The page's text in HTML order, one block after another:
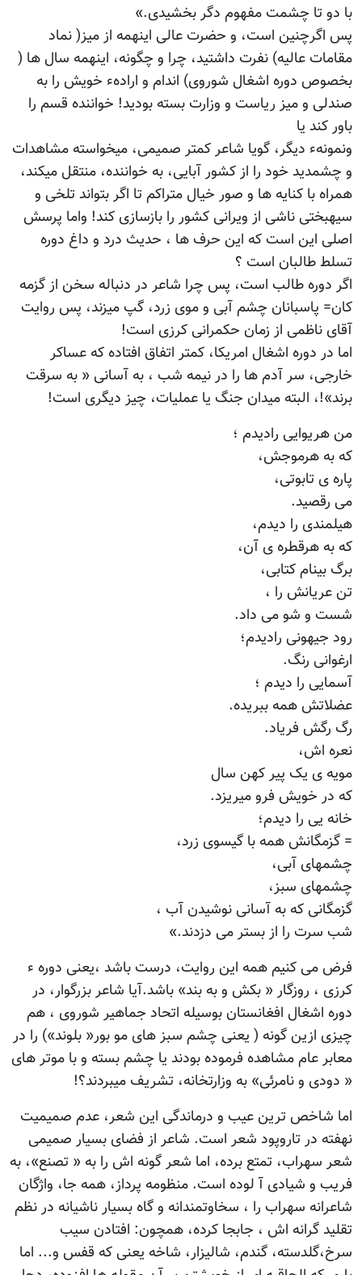
با دو تا چشمت مفهوم دگر بخشیدی.»
پس اگرچنین است، و حضرت عالی اینهمه از میز( نماد
مقامات عالیه) نفرت داشتید، چرا و چگونه، اینهمه سال ها (
بخصوص دوره اشغال شوروی) اندام و ارادهء خویش را به
صندلی و میز ریاست و وزارت بسته بودید! خواننده قسم را
باور کند یا
ونمونهء دیگر، گویا شاعر کمتر صمیمی، میخواسته مشاهدات
و چشمدید خود را از کشور آبایی، به خواننده، منتقل میکند،
همراه با کنایه ها و صور خیال متراکم تا اگر بتواند تلخی و
سیهبختی ناشی از ویرانی کشور را بازسازی کند! واما پرسش
اصلی این است که این حرف ها ، حدیث درد و داغ دوره
تسلط طالبان است ؟
اگر دوره طالب است، پس چرا شاعر در دنباله سخن از گزمه
کان= پاسبانان چشم آبی و موی زرد، گپ میزند، پس روایت
آقای ناظمی از زمان حکمرانی کرزی است!
اما در دوره اشغال امریکا، کمتر اتفاق افتاده که عساکر
خارجی، سر آدم ها را در نیمه شب ، به آسانی « به سرقت
برند»!، البته میدان جنگ یا عملیات، چیز دیگری است!
من هریوایی رادیدم ؛
که به هرموجش،
پاره ی تابوتی،
می رقصید.
هیلمندی را دیدم،
که به هرقطره ی آن،
برگ بینام کتابی،
تن عریانش را ،
شست و شو می داد.
رود جیهونی رادیدم؛
ارغوانی رنگ.
آسمایی را دیدم ؛
عضلاتش همه ببریده.
رگ رگش فریاد.
نعره اش،
مویه ی یک پیر کهن سال
که در خویش فرو میریزد.
خانه یی را دیدم؛
= گزمگانش همه با گیسوی زرد،
چشمهای آبی،
چشمهای سبز،
گزمگانی که به آسانی نوشیدن آب ،
شب سرت را از بستر می دزدند.»
فرض می کنیم همه این روایت، درست باشد ،یعنی دوره ء
کرزی ، روزگار « بکش و به بند» باشد.آیا شاعر بزرگوار، در
دوره اشغال افغانستان بوسیله اتحاد جماهیر شوروی ، هم
چیزی ازین گونه ( یعنی چشم سبز های مو بور« بلوند») را در
معابر عام مشاهده فرموده بودند یا چشم بسته و با موتر های
« دودی و نامرئی» به وزارتخانه، تشریف میبردند؟!
اما شاخص ترین عیب و درماندگی این شعر، عدم صمیمیت
نهفته در تاروپود شعر است. شاعر از فضای بسیار صمیمی
شعر سهراب، تمتع برده، اما شعر گونه اش را به « تصنع»، به
فریب و شیادی آ لوده است. منظومه پرداز، همه جا، واژگان
شاعرانه سهراب را ، سخاوتمندانه و گاه بسیار ناشیانه در نظم
تقلید گرانه اش ، جابجا کرده، همچون: افتادن سیب
سرخ،گلدسته، گندم، شالیزار، شاخه یعنی که قفس و... اما